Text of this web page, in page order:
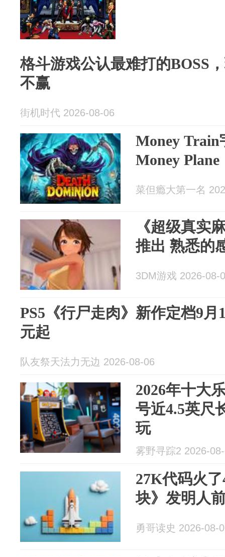
格斗游戏公认最难打的BOSS
不赢
街机时代 2026-08-06
Money Train
Money
菜但瘾大第一名
《超级真实
推出 熟悉的
3DM游戏 2026-08-
PS5《行尸走肉》新作定档9月
元起
队友祭天法力无边 2026-08-06
2026年十大
号近4.5英尺
玩
雾野寻踪2 2026-
27K代码火
块》发明人
勇哥读史 2026-08-